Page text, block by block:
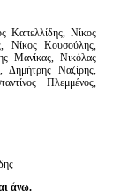
Καπελλίδης, Νίκος
Νίκος Κουσούλης,
Μανίκας, Νικόλας
Ναζίρης,
Πλεμμένος,
άνω.